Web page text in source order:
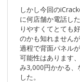
しかし今回の
に何店舗か電話し
りやすくてとても
のかも知れません
過程で背面パネル
可能性はあります
み3,000円かかる、
した。